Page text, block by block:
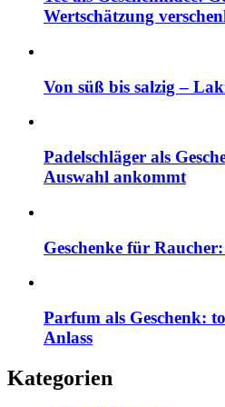
Wertschätzung
Von süß bis salzig –
Padelschläger als
Auswahl ankommt
Geschenke für
Parfum als Geschenk:
Anlass
Kategorien